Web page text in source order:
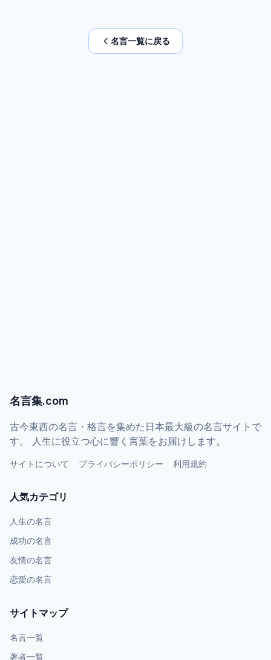
名言一覧に戻る
名言集.com
古今東西の名言・格言を集めた日本最大級の名言サイトで
す。 人生に役立つ心に響く言葉をお届けします。
サイトについて プライバシーポリシー 利用規約
人気カテゴリ
人生の名言
成功の名言
友情の名言
恋愛の名言
サイトマップ
名言一覧
著者一覧